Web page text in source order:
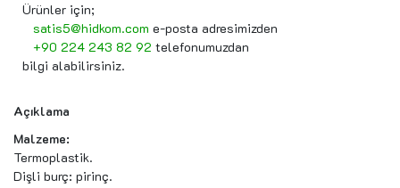
Ürünler için;
satis5@hidkom.com e-posta adresimizden
+90 224 243 82 92 telefonumuzdan
bilgi alabilirsiniz.
Açıklama
Malzeme:
Termoplastik.
Dişli burç: pirinç.